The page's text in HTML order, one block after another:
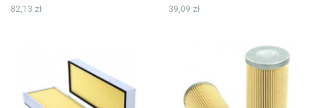
82,13 zł
39,09 zł